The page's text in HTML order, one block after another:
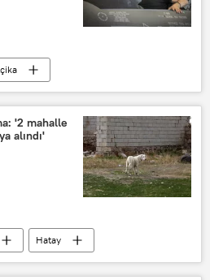
ABD
'2 mahalle
alındı'
Hatay
Köpek